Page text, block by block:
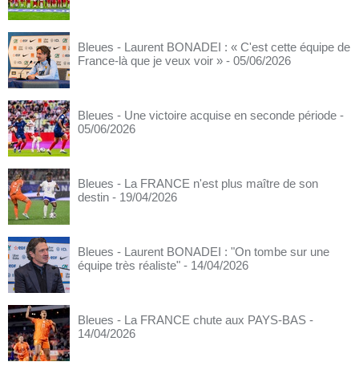
Bleues - Laurent BONADEI : « C'est cette équipe de
France-là que je veux voir » - 05/06/2026
Bleues - Une victoire acquise en seconde période -
05/06/2026
Bleues - La FRANCE n'est plus maître de son
destin - 19/04/2026
Bleues - Laurent BONADEI : "On tombe sur une
équipe très réaliste" - 14/04/2026
Bleues - La FRANCE chute aux PAYS-BAS -
14/04/2026